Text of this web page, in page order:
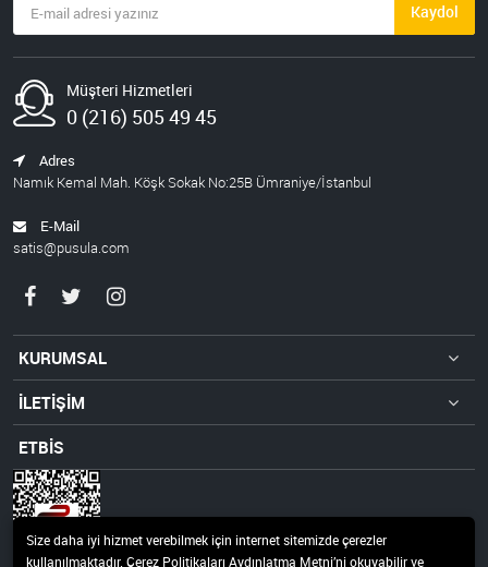
Kaydol
Müşteri Hizmetleri
0 (216) 505 49 45
Adres
Namık Kemal Mah. Köşk Sokak No:25B Ümraniye/İstanbul
E-Mail
satis@pusula.com
KURUMSAL
İLETİŞİM
ETBİS
Size daha iyi hizmet verebilmek için internet sitemizde çerezler
kullanılmaktadır. Çerez Politikaları Aydınlatma Metni’ni okuyabilir ve